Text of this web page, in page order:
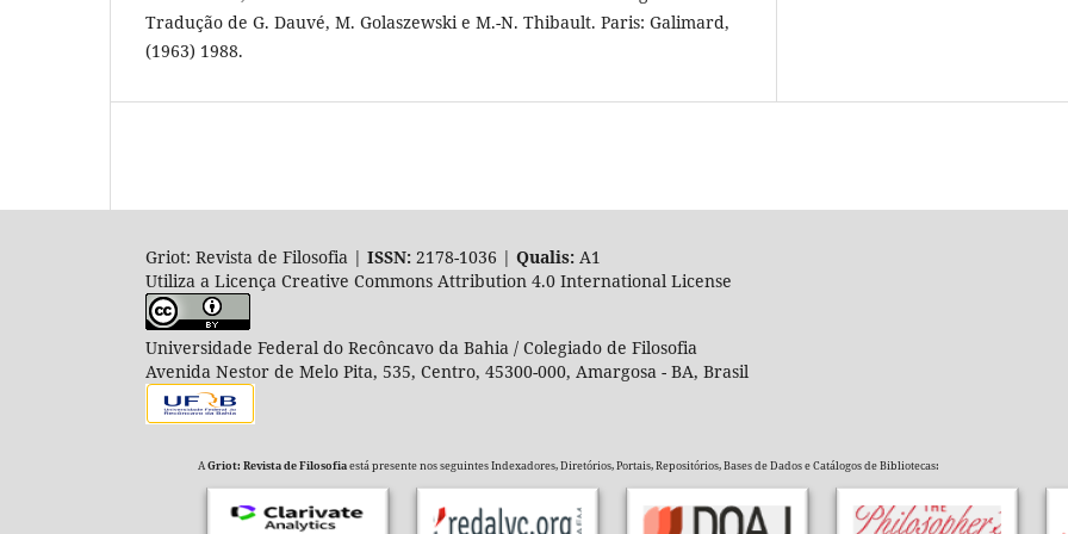
Tradução de G. Dauvé, M. Golaszewski e M.-N. Thibault. Paris: Galimard,
(1963) 1988.
Griot: Revista de Filosofia | ISSN: 2178-1036 | Qualis:
Utiliza a Licença Creative Commons Attribution 4.0 International License
Universidade Federal do Recôncavo da Bahia / Colegiado de Filosofia
Avenida Nestor de Melo Pita, 535, Centro, 45300-000, Amargosa - BA, Brasil
AGriot: Revista de Filosofiaestá presente nos seguintes Indexadores, Diretórios, Portais, Repositórios, Bases de Dados e Catálogos de Bibliotecas: